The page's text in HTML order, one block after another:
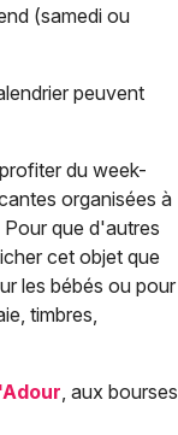
(samedi ou
peuvent
du week-
organisées à
Pour que d'autres
cet objet que
les bébés ou pour
timbres,
, aux bourses